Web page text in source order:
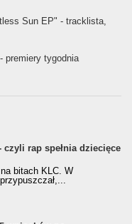
Sun EP" - tracklista,
premiery tygodnia
rap spełnia dziecięce
bitach KLC. W